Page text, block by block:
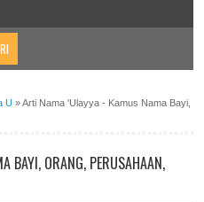
U »Arti Nama 'Ulayya - Kamus Nama Bayi,
BAYI, ORANG, PERUSAHAAN,